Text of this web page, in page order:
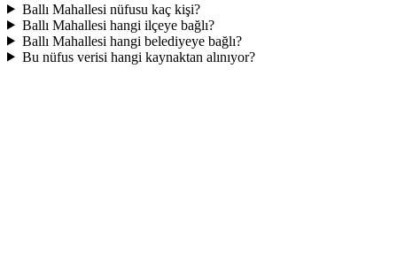
Ballı Mahallesi nüfusu kaç kişi?
Ballı Mahallesi hangi ilçeye bağlı?
Ballı Mahallesi hangi belediyeye bağlı?
Bu nüfus verisi hangi kaynaktan alınıyor?